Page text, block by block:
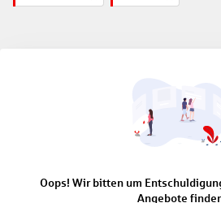
Oops! Wir bitten um
Angebote